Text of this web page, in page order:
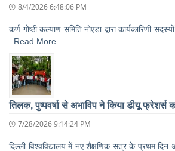
8/4/2026 6:48:06 PM
कर्ण गोष्ठी कल्याण समिति नोएडा द्वारा कार्यकारिणी
..Read More
तिलक, पुष्पवर्षा से अभाविप ने किया डीयू फ्रेशर्स
7/28/2026 9:14:24 PM
दिल्ली विश्वविद्यालय में नए शैक्षणिक सत्र के प्रथम दिन